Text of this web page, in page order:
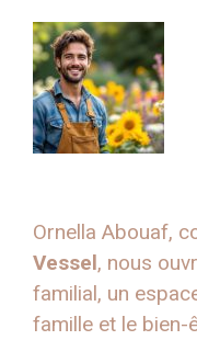
Ornella Abouaf,
Vessel, nous
familial, un
famille et le bien-